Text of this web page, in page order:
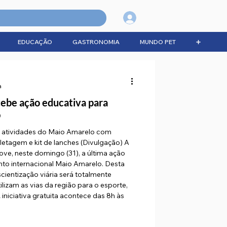
EDUCAÇÃO GASTRONOMIA MUNDO PET ➕
ação educativa para
do Maio Amarelo com
e kit de lanches (Divulgação) A
neste domingo (31), a última ação
internacional Maio Amarelo. Desta
viária será totalmente
as vias da região para o esporte,
gratuita acontece das 8h às